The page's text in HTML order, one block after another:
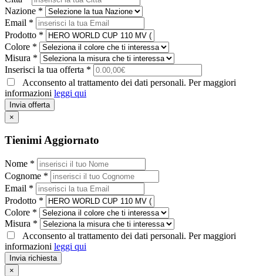
Nazione *
Email *
Prodotto *
Colore *
Misura *
Inserisci la tua offerta *
Acconsento al trattamento dei dati personali. Per maggiori
informazioni leggi qui
Invia offerta
×
Tienimi Aggiornato
Nome *
Cognome *
Email *
Prodotto *
Colore *
Misura *
Acconsento al trattamento dei dati personali. Per maggiori
informazioni leggi qui
Invia richiesta
×